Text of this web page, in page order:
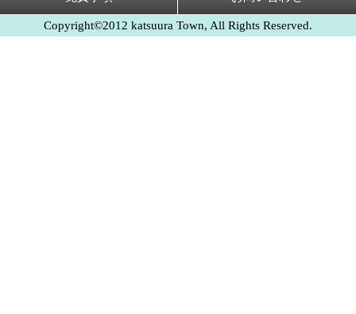
Copyright©2012 katsuura Town, All Rights Reserved.